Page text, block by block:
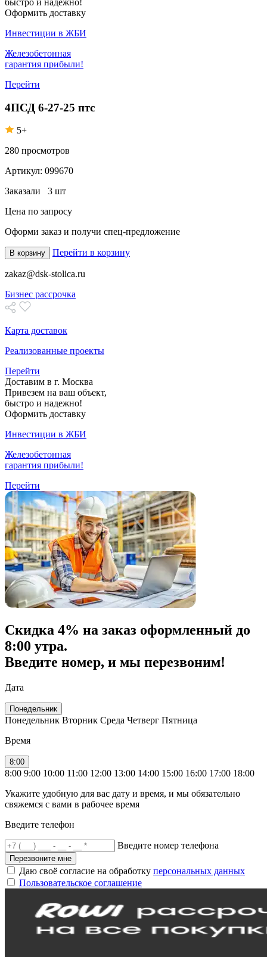
Оформить доставку
Инвестиции в ЖБИ
Железобетонная
гарантия прибыли!
Перейти
4ПСД 6-27-25 птс
5+
280 просмотров
Артикул: 099670
Заказали 3 шт
Цена по запросу
Оформи заказ и получи спец-предложение
В корзину Перейти в корзину
zakaz@dsk-stolica.ru
Бизнес рассрочка
Карта доставок
Реализованные проекты
Перейти
Доставим в г. Москва
Привезем на ваш объект,
быстро и надежно!
Оформить доставку
Инвестиции в ЖБИ
Железобетонная
гарантия прибыли!
Перейти
Скидка 4% на заказ оформленный до
8:00 утра.
Введите номер, и мы перезвоним!
Дата
Понедельник
Понедельник Вторник Среда Четверг Пятница
Время
8:00
8:00 9:00 10:00 11:00 12:00 13:00 14:00 15:00 16:00 17:00 18:00
Укажите удобную для вас дату и время, и мы обязательно
свяжемся с вами в рабочее время
Введите телефон
Введите номер телефона
Перезвоните мне
Даю своё согласие на обработку персональных данных
Пользовательское соглашение